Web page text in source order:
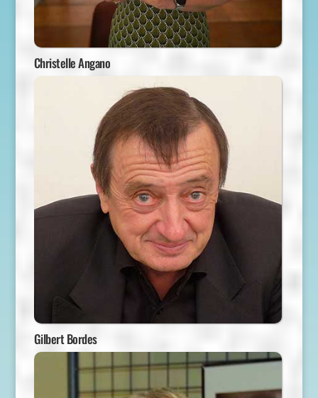
Christelle Angano
Gilbert Bordes